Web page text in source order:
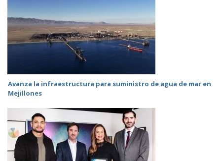
Avanza la infraestructura para suministro de agua de mar en
Mejillones